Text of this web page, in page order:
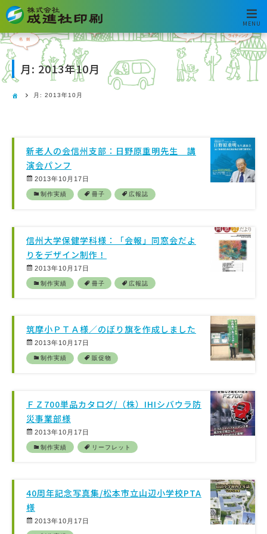
MENU
月: 2013年10月
月: 2013年10月
新老人の会信州支部：日野原重明先生 講
演会パンフ
2013年10月17日
制作実績 冊子 広報誌
信州大学保健学科様：「会報」同窓会だよ
りをデザイン制作！
2013年10月17日
制作実績 冊子 広報誌
筑摩小ＰＴＡ様／のぼり旗を作成しました
2013年10月17日
制作実績 販促物
ＦＺ700単品カタログ/（株）IHIシバウラ防
災事業部様
2013年10月17日
制作実績 リーフレット
40周年記念写真集/松本市立山辺小学校PTA
様
2013年10月17日